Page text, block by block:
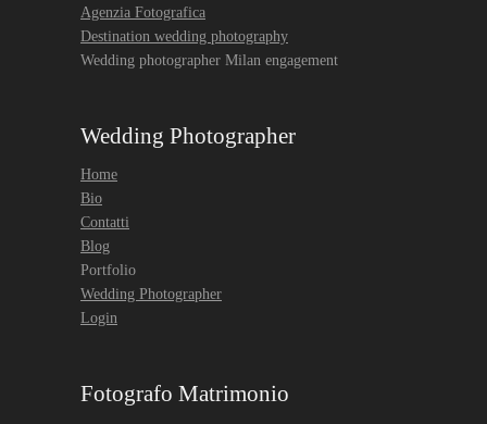
Agenzia Fotografica
Destination wedding photography
Wedding photographer Milan engagement
Wedding Photographer
Home
Bio
Contatti
Blog
Portfolio
Wedding Photographer
Login
Fotografo Matrimonio